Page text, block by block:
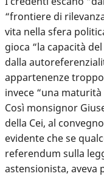
“frontiere di
vita nella sfera
gioca “la capacità
dalla
appartenenze
invece “una
Così monsignor
della Cei, al
evidente che se
referendum sulla
astensionista, aveva